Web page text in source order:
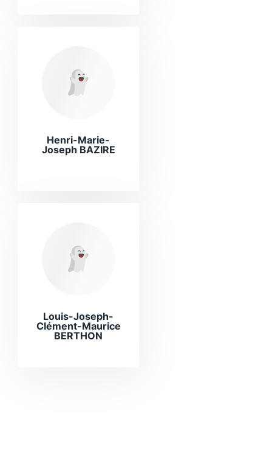
Henri-Marie-
Joseph BAZIRE
Louis-Joseph-
Clément-Maurice
BERTHON